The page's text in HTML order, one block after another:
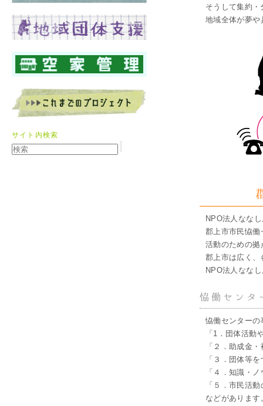
そうして集約
地域全体が夢や
NPO法人なな
郡上市市民恊働
活動のための拠
郡上市は広く、
NPO法人なな
恊働センタ
恊働センターの
「1．団体活動
「２．助成金
「３．団体等
「４．知識・
「５．市民活
などがあります
サイト内検索